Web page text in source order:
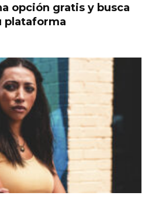
opción gratis y busca
plataforma